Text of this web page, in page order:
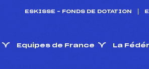
ESKISSE – FONDS DE DOTATION
Equipes de France La